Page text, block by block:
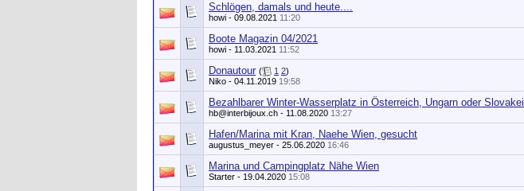
Schlögen, damals und heute....
howi - 09.08.2021 11:20
Boote Magazin 04/2021
howi - 11.03.2021 11:52
Donautour ( 1 2)
Niko - 04.11.2019 19:58
Bezahlbarer Winter-Wasserplatz in Österreich, Ungarn oder Slovakei
hb@interbijoux.ch - 11.08.2020 13:27
Hafen/Marina mit Kran, Naehe Wien, gesucht
augustus_meyer - 25.06.2020 16:46
Marina und Campingplatz Nähe Wien
Starter - 19.04.2020 15:08